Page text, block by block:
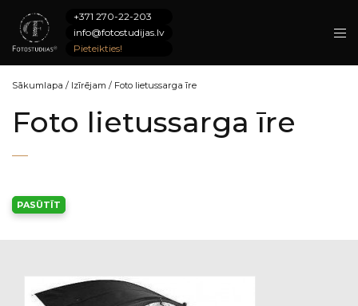
+371 270-22-203
info@fotostudijas.lv
Pieteikties!
Sākumlapa / Izīrējam / Foto lietussarga īre
Foto lietussarga īre
PASŪTĪT